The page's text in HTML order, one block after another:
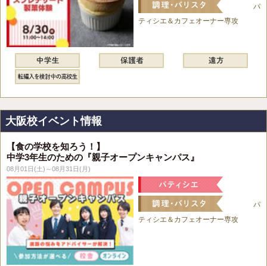
パ
ティシエ＆カフェオーナー専攻
大阪校イベント情報
【食の学校を知ろう！】
中学3年生のための『親子オープンキャンパス』
08月01日(土)～08月31日(月)
パ
ティシエ＆カフェオーナー専攻